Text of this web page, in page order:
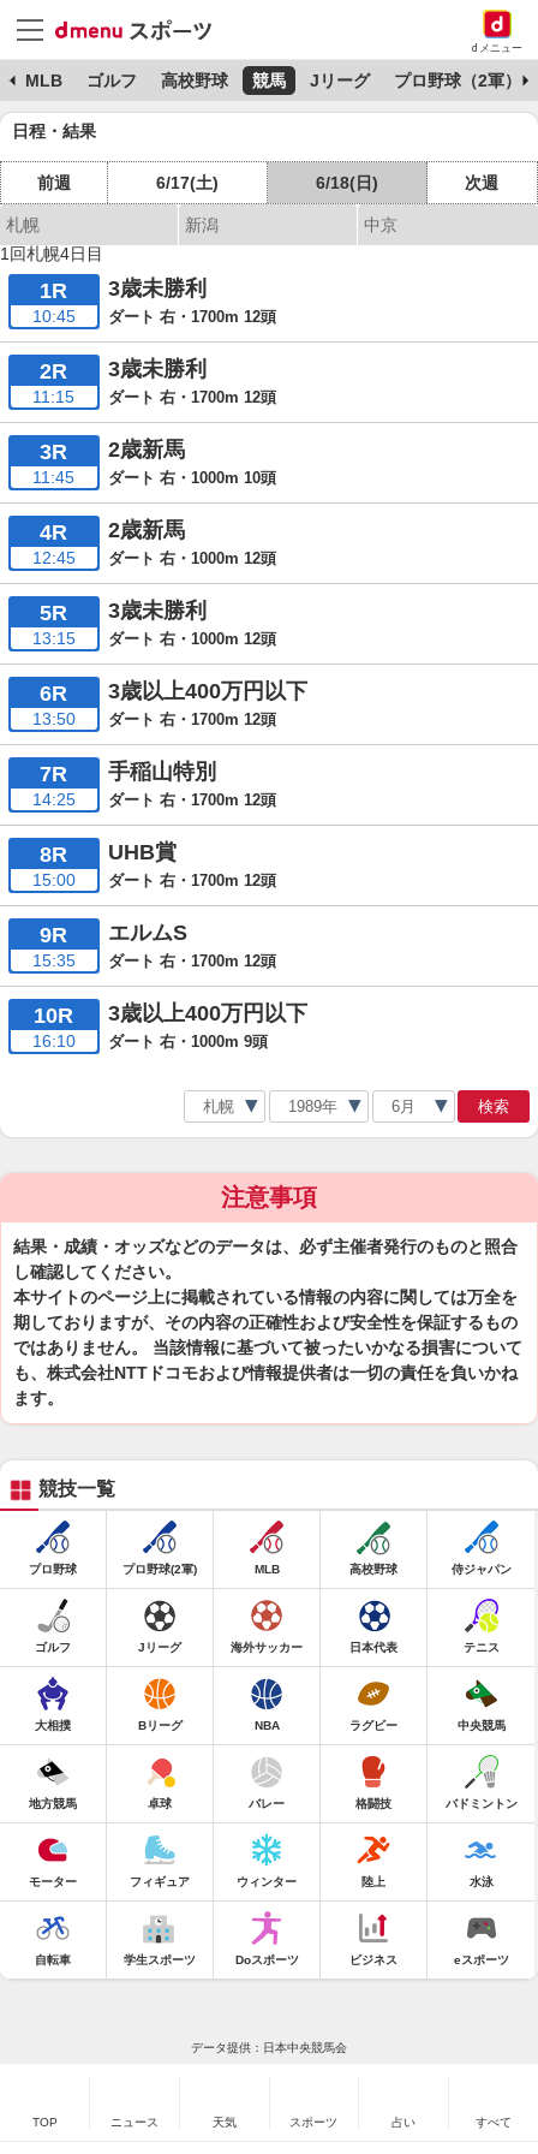
dメニュー
MLB ゴルフ 高校野球 競馬 Jリーグ プロ野球（2軍）
日程・結果
前週 6/17(土) 6/18(日) 次週
札幌 新潟
中京
1回札幌4日目
1R
10:45
3歳未勝利
ダート 右・1700m 12頭
2R
11:15
3歳未勝利
ダート 右・1700m 12頭
3R
11:45
2歳新馬
ダート 右・1000m 10頭
4R
12:45
2歳新馬
ダート 右・1000m 12頭
5R
13:15
3歳未勝利
ダート 右・1000m 12頭
6R
13:50
3歳以上400万円以下
ダート 右・1700m 12頭
7R
14:25
手稲山特別
ダート 右・1700m 12頭
8R
15:00
UHB賞
ダート 右・1700m 12頭
9R
15:35
エルムS
ダート 右・1700m 12頭
10R
16:10
3歳以上400万円以下
ダート 右・1000m 9頭
検索
注意事項
結果・成績・オッズなどのデータは、必ず主催者発行のものと照合
し確認してください。
本サイトのページ上に掲載されている情報の内容に関しては万全を
期しておりますが、その内容の正確性および安全性を保証するもの
ではありません。 当該情報に基づいて被ったいかなる損害について
も、株式会社NTTドコモおよび情報提供者は一切の責任を負いかね
ます。
競技一覧
プロ野球 プロ野球(2軍) MLB 高校野球 侍ジャパン
ゴルフ Jリーグ 海外サッカー 日本代表 テニス
大相撲 Bリーグ NBA ラグビー 中央競馬
地方競馬 卓球 バレー 格闘技 バドミントン
モーター フィギュア ウィンター 陸上 水泳
自転車 学生スポーツ Doスポーツ ビジネス eスポーツ
データ提供：日本中央競馬会
TOP ニュース 天気 スポーツ 占い すべて